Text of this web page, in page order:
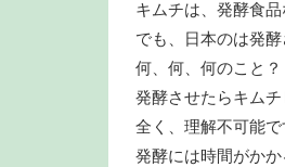
キムチは、発酵食
でも、日本のは発
何、何、何のこと？
発酵させたらキムチ
全く、理解不可能で
発酵には時間がかか